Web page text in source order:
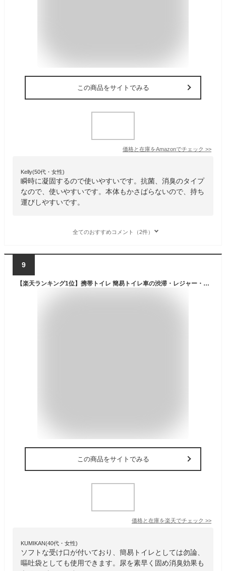
この商品をサイトでみる
価格と在庫をAmazonでチェック >>
Kelly(50代・女性)
瞬時に凝固するので使いやすいです。抗菌、消臭のタイプ
なので、使いやすいです。本体もかさばらないので、持ち
運びしやすいです。
全てのおすすめコメント（2件）
9
【楽天ランキング1位】携帯トイレ 簡易トイレ車の渋滞・レジャー・災害時 携帯トイレミニ3個入り 防災 地震 災害 避難 防災グッズ 定形外郵便 送料無料
この商品をサイトでみる
価格と在庫を楽天でチェック >>
KUMIKAN(40代・女性)
ソフトな受け口が付いており、簡易トイレとしては勿論、
嘔吐袋としても使用できます。尿を素早く固め消臭効果も